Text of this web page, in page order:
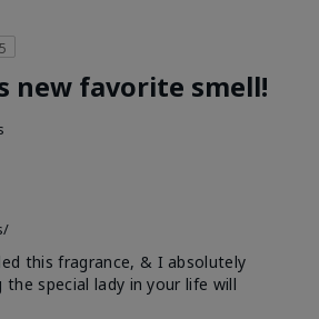
5
new favorite smell!
this fragrance, & I absolutely
special lady in your life will